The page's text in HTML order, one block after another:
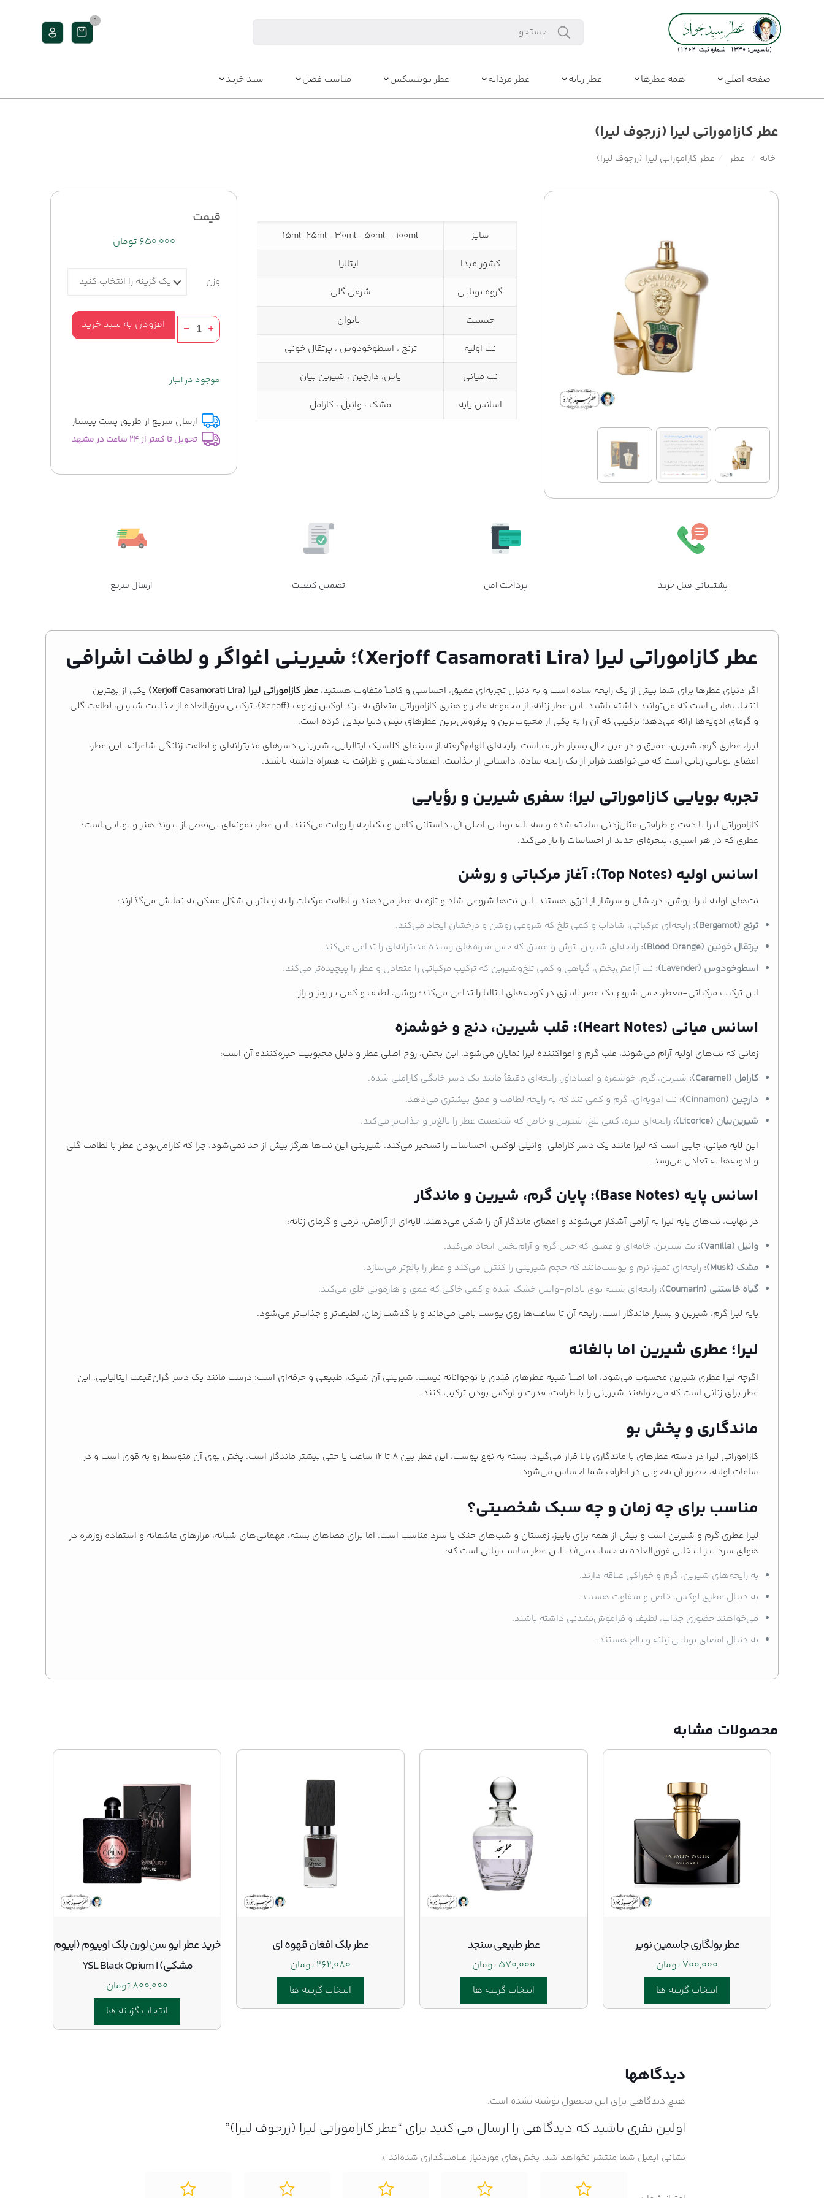
0
صفحه اصلی همه عطرها عطر زنانه عطر مردانه عطر یونیسکس مناسب فصل سبد خرید
عطر کازاموراتی لیرا (زرجوف لیرا)
خانه / عطر / عطر کازاموراتی لیرا (زرجوف لیرا)
سایز
15ml-25ml- 30ml -50ml – 100ml
کشور مبدا
ایتالیا
گروه بویایی
شرقی گلی
جنسیت
بانوان
نت اولیه
ترنج ، اسطوخودوس ، پرتقال خونی
نت میانی
یاس، دارچین ، شیرین بیان
اسانس پایه
مشک ، وانیل ، کارامل
قیمت
۶۵۰,۰۰۰ تومان
وزن
عطر
کازاموراتی
لیرا)
افزودن به سبد خرید
موجود در انبار
ارسال سریع از طریق پست پیشتاز
تحویل تا کمتر از 24 ساعت در مشهد
پشتیبانی قبل خرید پرداخت امن تضمین کیفیت ارسال سریع
عطر کازاموراتی لیرا (Xerjoff Casamorati Lira)؛ شیرینی اغواگر و لطافت اشرافی
اگر دنیای عطرها برای شما بیش از یک رایحه ساده است و به دنبال تجربه‌ای عمیق، احساسی و کاملاً متفاوت هستید، عطر کازاموراتی لیرا (Xerjoff Casamorati Lira)
یکی از بهترین
انتخاب‌هایی است که می‌توانید داشته باشید. این عطر زنانه، از مجموعه فاخر و هنری کازاموراتی متعلق به برند لوکس زرجوف (Xerjoff)، ترکیبی فوق‌العاده از جذابیت شیرین، لطافت گلی
و گرمای ادویه‌ها ارائه می‌دهد؛ ترکیبی که آن را به یکی از محبوب‌ترین و پرفروش‌ترین عطرهای نیش دنیا تبدیل کرده است.
لیرا، عطری گرم، شیرین، عمیق و در عین حال بسیار ظریف است. رایحه‌ای الهام‌گرفته از سینمای کلاسیک ایتالیایی، شیرینی دسرهای مدیترانه‌ای و لطافت زنانگی شاعرانه. این عطر،
امضای بویایی زنانی است که می‌خواهند فراتر از یک رایحه ساده، داستانی از جذابیت، اعتمادبه‌نفس و ظرافت به همراه داشته باشند.
تجربه بویایی کازاموراتی لیرا؛ سفری شیرین و رؤیایی
کازاموراتی لیرا با دقت و ظرافتی مثال‌زدنی ساخته شده و سه لایه بویایی اصلی آن، داستانی کامل و یکپارچه را روایت می‌کنند. این عطر، نمونه‌ای بی‌نقص از پیوند هنر و بویایی است؛
عطری که در هر اسپری، پنجره‌ای جدید از احساسات را باز می‌کند.
اسانس اولیه (Top Notes): آغاز مرکباتی و روشن
نت‌های اولیه لیرا، روشن، درخشان و سرشار از انرژی هستند. این نت‌ها شروعی شاد و تازه به عطر می‌دهند و لطافت مرکبات را به زیباترین شکل ممکن به نمایش می‌گذارند:
ترنج (Bergamot):
رایحه‌ای مرکباتی، شاداب و کمی تلخ که شروعی روشن و درخشان ایجاد می‌کند.
پرتقال خونین (Blood Orange):
رایحه‌ای شیرین، ترش و عمیق که حس میوه‌های رسیده مدیترانه‌ای را تداعی می‌کند.
اسطوخودوس (Lavender):
نت آرامش‌بخش، گیاهی و کمی تلخ‌وشیرین که ترکیب مرکباتی را متعادل و عطر را پیچیده‌تر می‌کند.
این ترکیب مرکباتی-معطر، حس شروع یک عصر پاییزی در کوچه‌های ایتالیا را تداعی می‌کند؛ روشن، لطیف و کمی پر رمز و راز.
اسانس میانی (Heart Notes): قلب شیرین، دنج و خوشمزه
زمانی که نت‌های اولیه آرام می‌شوند، قلب گرم و اغواکننده لیرا نمایان می‌شود. این بخش، روح اصلی عطر و دلیل محبوبیت خیره‌کننده آن است:
کارامل (Caramel):
شیرین، گرم، خوشمزه و اعتیادآور. رایحه‌ای دقیقاً مانند یک دسر خانگی کاراملی شده.
دارچین (Cinnamon):
نت ادویه‌ای، گرم و کمی تند که به رایحه لطافت و عمق بیشتری می‌دهد.
شیرین‌بیان (Licorice):
رایحه‌ای تیره، کمی تلخ، شیرین و خاص که شخصیت عطر را بالغ‌تر و جذاب‌تر می‌کند.
این لایه میانی، جایی است که لیرا مانند یک دسر کاراملی-وانیلی لوکس، احساسات را تسخیر می‌کند. شیرینی این نت‌ها هرگز بیش از حد نمی‌شود، چرا که کارامل‌بودن عطر با لطافت گلی
و ادویه‌ها به تعادل می‌رسد.
اسانس پایه (Base Notes): پایان گرم، شیرین و ماندگار
در نهایت، نت‌های پایه لیرا به آرامی آشکار می‌شوند و امضای ماندگار آن را شکل می‌دهند. لایه‌ای از آرامش، نرمی و گرمای زنانه:
وانیل (Vanilla):
نت شیرین، خامه‌ای و عمیق که حس گرم و آرام‌بخش ایجاد می‌کند.
مشک (Musk):
رایحه‌ای تمیز، نرم و پوست‌مانند که حجم شیرینی را کنترل می‌کند و عطر را بالغ‌تر می‌سازد.
گیاه خاستنی (Coumarin):
رایحه‌ای شبیه بوی بادام-وانیل خشک شده و کمی خاکی که عمق و هارمونی خلق می‌کند.
پایه لیرا گرم، شیرین و بسیار ماندگار است. رایحه آن تا ساعت‌ها روی پوست باقی می‌ماند و با گذشت زمان، لطیف‌تر و جذاب‌تر می‌شود.
لیرا؛ عطری شیرین اما بالغانه
اگرچه لیرا عطری شیرین محسوب می‌شود، اما اصلاً شبیه عطرهای قندی یا نوجوانانه نیست. شیرینی آن شیک، طبیعی و حرفه‌ای است؛ درست مانند یک دسر گران‌قیمت ایتالیایی. این
عطر برای زنانی است که می‌خواهند شیرینی را با ظرافت، قدرت و لوکس بودن ترکیب کنند.
ماندگاری و پخش بو
کازاموراتی لیرا در دسته عطرهای با ماندگاری بالا قرار می‌گیرد. بسته به نوع پوست، این عطر بین ۸ تا ۱۲ ساعت یا حتی بیشتر ماندگار است. پخش بوی آن متوسط رو به قوی است و در
ساعات اولیه، حضور آن به‌خوبی در اطراف شما احساس می‌شود.
مناسب برای چه زمان و چه سبک شخصیتی؟
لیرا عطری گرم و شیرین است و بیش از همه برای پاییز، زمستان و شب‌های خنک یا سرد مناسب است. اما برای فضاهای بسته، مهمانی‌های شبانه، قرارهای عاشقانه و استفاده روزمره در
هوای سرد نیز انتخابی فوق‌العاده به حساب می‌آید. این عطر مناسب زنانی است که:
به رایحه‌های شیرین، گرم و خوراکی علاقه دارند.
به دنبال عطری لوکس، خاص و متفاوت هستند.
می‌خواهند حضوری جذاب، لطیف و فراموش‌نشدنی داشته باشند.
به دنبال امضای بویایی زنانه و بالغ هستند.
محصولات مشابه
عطر بولگارى جاسمين نوير
۷۰۰,۰۰۰ تومان
انتخاب گزینه ها
مختلفی
باشد.
گزینه
ها
ممکن
عطر طبیعی سنجد
۵۷۰,۰۰۰ تومان
انتخاب گزینه ها
باشد.
گزینه
ها
ممکن
عطر بلک افغان قهوه ای
۲۶۲,۰۸۰ تومان
انتخاب گزینه ها
گزینه
ها
خرید عطر ایو سن لورن بلک اوپیوم (اپیوم
مشکی) | YSL Black Opium
۸۰۰,۰۰۰ تومان
انتخاب گزینه ها
دیدگاهها
هیچ دیدگاهی برای این محصول نوشته نشده است.
اولین نفری باشید که دیدگاهی را ارسال می کنید برای “عطر کازاموراتی لیرا (زرجوف لیرا)”
نشانی ایمیل شما منتشر نخواهد شد. بخش‌های موردنیاز علامت‌گذاری شده‌اند *